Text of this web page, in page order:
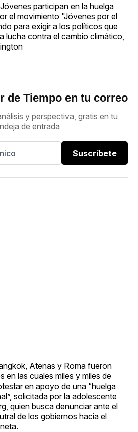
participan en la huelga
el movimiento "Jóvenes por el
para exigir a los políticos que
lucha contra el cambio climático,
de Tiempo en tu correo
y perspectiva, gratis en tu
de entrada
Suscríbete
Atenas y Roma fueron
en las cuales miles y miles de
en apoyo de una “huelga
solicitada por la adolescente
quien busca denunciar ante el
de los gobiernos hacia el